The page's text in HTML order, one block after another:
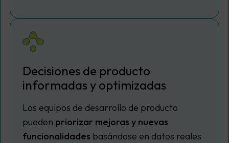
Decisiones de producto
informadas y optimizadas
Los equipos de desarrollo de producto
pueden priorizar mejoras y nuevas
funcionalidades basándose en datos reales